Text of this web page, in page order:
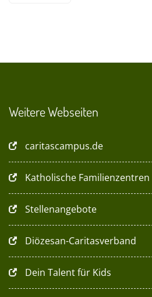
Weitere Webseiten
caritascampus.de
Katholische Familienzentren
Stellenangebote
Diözesan-Caritasverband
Dein Talent für Kids